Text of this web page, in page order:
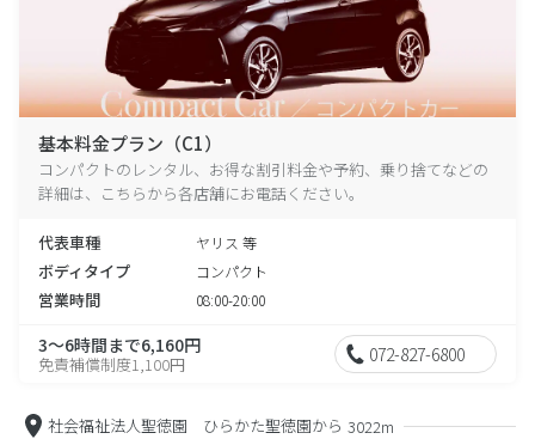
基本料金プラン（C1）
コンパクトのレンタル、お得な割引料金や予約、乗り捨てなどの
詳細は、こちらから各店舗にお電話ください。
代表車種 ヤリス 等
ボディタイプ コンパクト
営業時間 08:00-20:00
3～6時間まで6,160円
免責補償制度1,100円 072-827-6800
社会福祉法人聖徳園 ひらかた聖徳園から 3022m